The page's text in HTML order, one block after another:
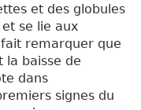
et des globules
se lie aux
remarquer que
la baisse de
dans
signes du